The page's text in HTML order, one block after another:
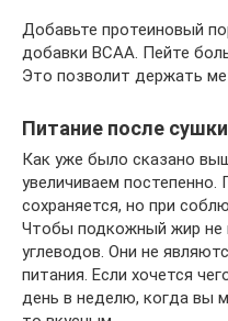
Добавьте протеиновый
добавки BCAA. Пейте
Это позволит держать
Питание после
Как уже было сказано
увеличиваем постепенно.
сохраняется, но при
Чтобы подкожный жир не
углеводов. Они не
питания. Если хочется
день в неделю, когда вы